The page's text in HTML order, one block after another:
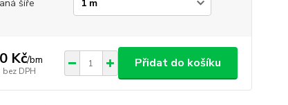
šíře
Kč/bm
bez DPH
Přidat do košíku